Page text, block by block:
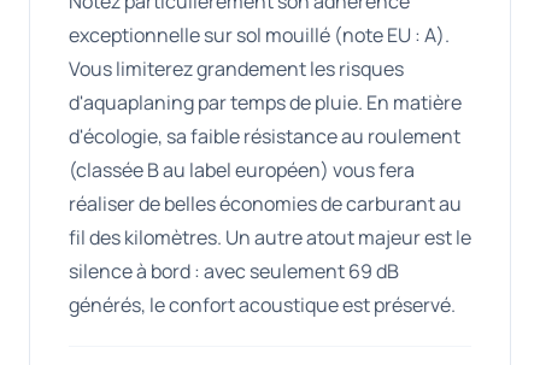
exceptionnelle sur sol mouillé (note EU : A).
Vous limiterez grandement les risques
d'aquaplaning par temps de pluie. En matière
d'écologie, sa faible résistance au roulement
(classée B au label européen) vous fera
réaliser de belles économies de carburant au
fil des kilomètres. Un autre atout majeur est le
silence à bord : avec seulement 69 dB
générés, le confort acoustique est préservé.